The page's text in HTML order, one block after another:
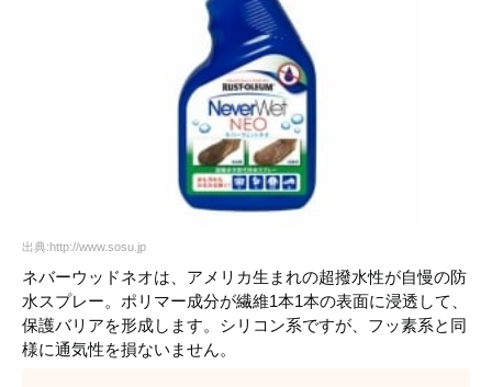
出典:http://www.sosu.jp
ネバーウッドネオは、アメリカ生まれの超撥水性が自慢の防
水スプレー。ポリマー成分が繊維1本1本の表面に浸透して、
保護バリアを形成します。シリコン系ですが、フッ素系と同
様に通気性を損ないません。